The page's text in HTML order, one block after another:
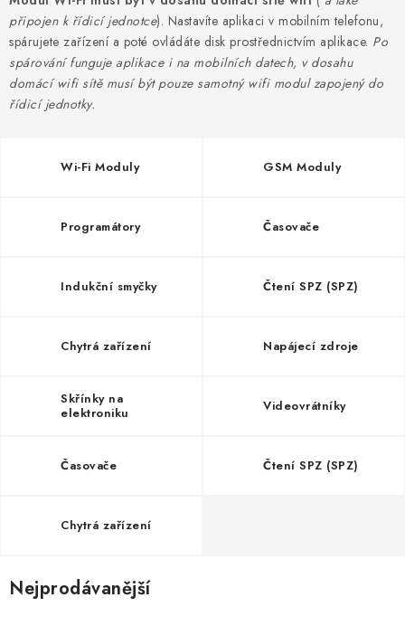
ZÁSLEPKY
KOMPONENTY PRO PLOTY
NEREZ, INOX
připojen k řídicí jednotce). Nastavíte aplikaci v mobilním telefonu,
spárujete zařízení a poté ovládáte disk prostřednictvím aplikace. Po
spárování funguje aplikace i na mobilních datech, v dosahu
domácí wifi sítě musí být pouze samotný wifi modul zapojený do
řídicí jednotky.
Wi-Fi Moduly GSM Moduly
Programátory Časovače
Indukční smyčky Čtení SPZ (SPZ)
Chytrá zařízení Napájecí zdroje
Skřínky na
elektroniku
Videovrátníky
Časovače Čtení SPZ (SPZ)
Chytrá zařízení
Nejprodávanější